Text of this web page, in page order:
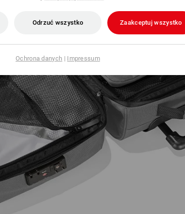
Odrzuć wszystko Zaakceptuj wszystko
Ochrona danych | Impressum